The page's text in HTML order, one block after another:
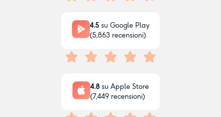
4.5su Google Play
(5,863recensioni)
4.8su Apple Store
(7,449recensioni)